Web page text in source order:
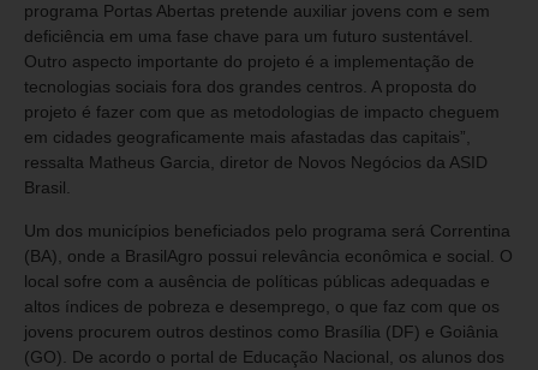
programa Portas Abertas pretende auxiliar jovens com e sem
deficiência em uma fase chave para um futuro sustentável.
Outro aspecto importante do projeto é a implementação de
tecnologias sociais fora dos grandes centros. A proposta do
projeto é fazer com que as metodologias de impacto cheguem
em cidades geograficamente mais afastadas das capitais”,
ressalta Matheus Garcia, diretor de Novos Negócios da ASID
Brasil.
Um dos municípios beneficiados pelo programa será Correntina
(BA), onde a BrasilAgro possui relevância econômica e social. O
local sofre com a ausência de políticas públicas adequadas e
altos índices de pobreza e desemprego, o que faz com que os
jovens procurem outros destinos como Brasília (DF) e Goiânia
(GO). De acordo o portal de Educação Nacional, os alunos dos